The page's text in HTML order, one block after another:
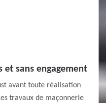
et sans engagement
avant toute réalisation
travaux de maçonnerie